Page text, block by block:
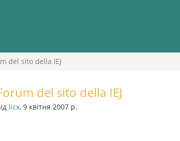
del sito della IEJ
del sito della IEJ
licx, 9 квітня 2007 р.